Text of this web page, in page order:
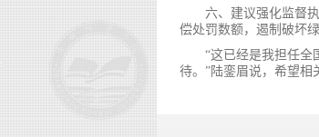
六、建议强化监督
偿处罚数额，遏制破坏
“这已经是我担任全
待。”陆銮眉说，希望相